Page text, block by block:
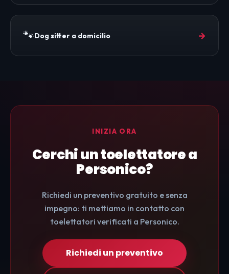
🐾Dog sitter a domicilio →
INIZIA ORA
Cerchi un toelettatore a
Personico?
Richiedi un preventivo gratuito e senza
impegno: ti mettiamo in contatto con
toelettatori verificati a Personico.
Richiedi un preventivo